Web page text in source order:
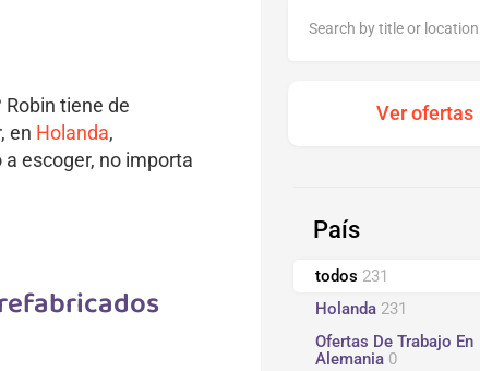
tiene de
en Holanda,
escoger, no importa
País
todos 231
Holanda 231
Ofertas De Trabajo En
Alemania 0